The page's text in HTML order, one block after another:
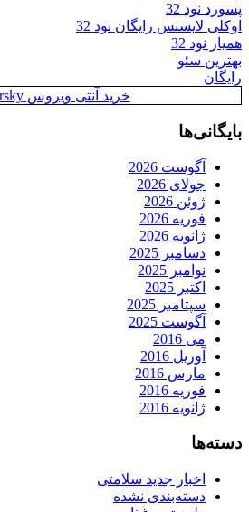
پسورد نود 32
اوکلی لایسنس رایگان نود 32
همیار نود 32
بهترین سئو
رایگان
خرید آنتی ویروس Kaspersky
بایگانی‌ها
آگوست 2026
جولای 2026
ژوئن 2026
فوریه 2026
ژانویه 2026
دسامبر 2025
نوامبر 2025
اکتبر 2025
سپتامبر 2025
آگوست 2025
می 2016
آوریل 2016
مارس 2016
فوریه 2016
ژانویه 2016
دسته‌ها
اخبار جدید سلامتی
دسته‌بندی نشده